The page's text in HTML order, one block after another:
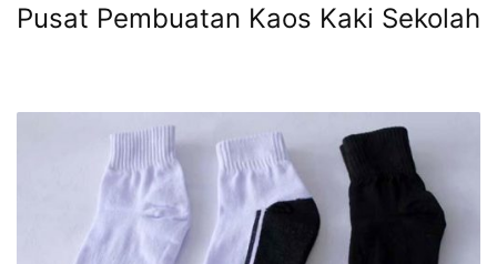
Pusat Pembuatan Kaos Kaki Sekolah